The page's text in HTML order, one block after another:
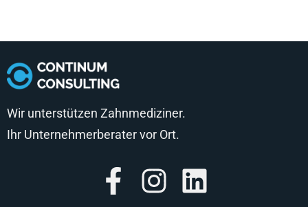
Wir unterstützen Zahnmediziner.
Ihr Unternehmerberater vor Ort.